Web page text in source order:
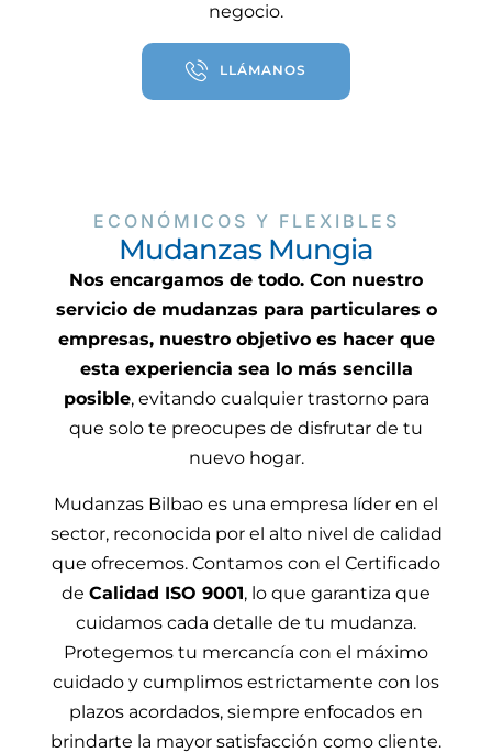
negocio.
LLÁMANOS
ECONÓMICOS Y FLEXIBLES
Mudanzas Mungia
Nos encargamos de todo. Con nuestro
servicio de mudanzas para particulares o
empresas, nuestro objetivo es hacer que
esta experiencia sea lo más sencilla
posible, evitando cualquier trastorno para
que solo te preocupes de disfrutar de tu
nuevo hogar.
Mudanzas Bilbao es una empresa líder en el
sector, reconocida por el alto nivel de calidad
que ofrecemos. Contamos con el Certificado
de Calidad ISO 9001, lo que garantiza que
cuidamos cada detalle de tu mudanza.
Protegemos tu mercancía con el máximo
cuidado y cumplimos estrictamente con los
plazos acordados, siempre enfocados en
brindarte la mayor satisfacción como cliente.